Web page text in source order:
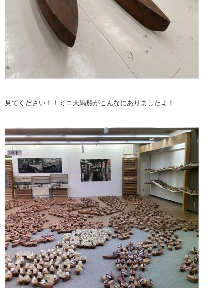
見てください！！ミニ天馬船がこんなにありましたよ！